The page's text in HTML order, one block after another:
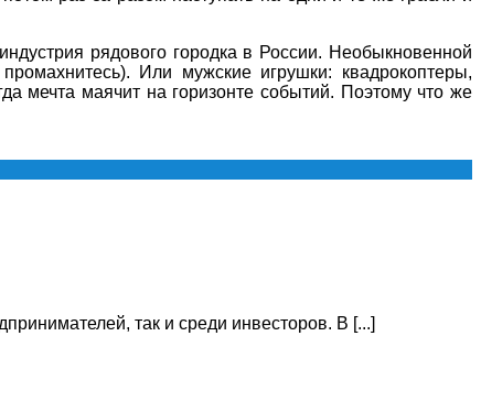
рядового городка в России. Необыкновенной
Или мужские игрушки: квадрокоптеры,
мечта маячит на горизонте событий. Поэтому что же
так и среди инвесторов. В [...]